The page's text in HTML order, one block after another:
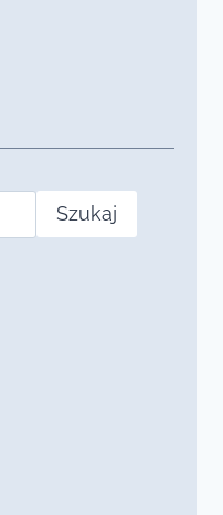
Szukaj